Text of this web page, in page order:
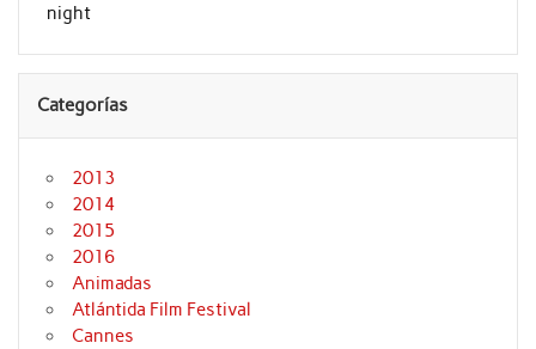
night
Categorías
2013
2014
2015
2016
Animadas
Atlántida Film Festival
Cannes